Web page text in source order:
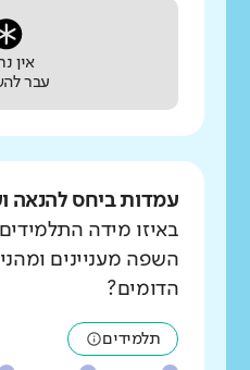
אין
עבר
עמדות ביחס להנאה
באיזו מידה
השפה מעניינים
הדומים?
תלמידים